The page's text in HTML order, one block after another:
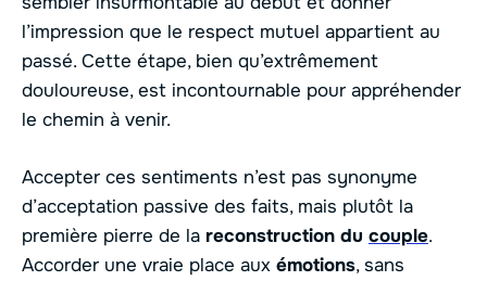
l’impression que le respect mutuel appartient au
passé. Cette étape, bien qu’extrêmement
douloureuse, est incontournable pour appréhender
le chemin à venir.
Accepter ces sentiments n’est pas synonyme
d’acceptation passive des faits, mais plutôt la
première pierre de la reconstruction du couple.
Accorder une vraie place aux émotions, sans